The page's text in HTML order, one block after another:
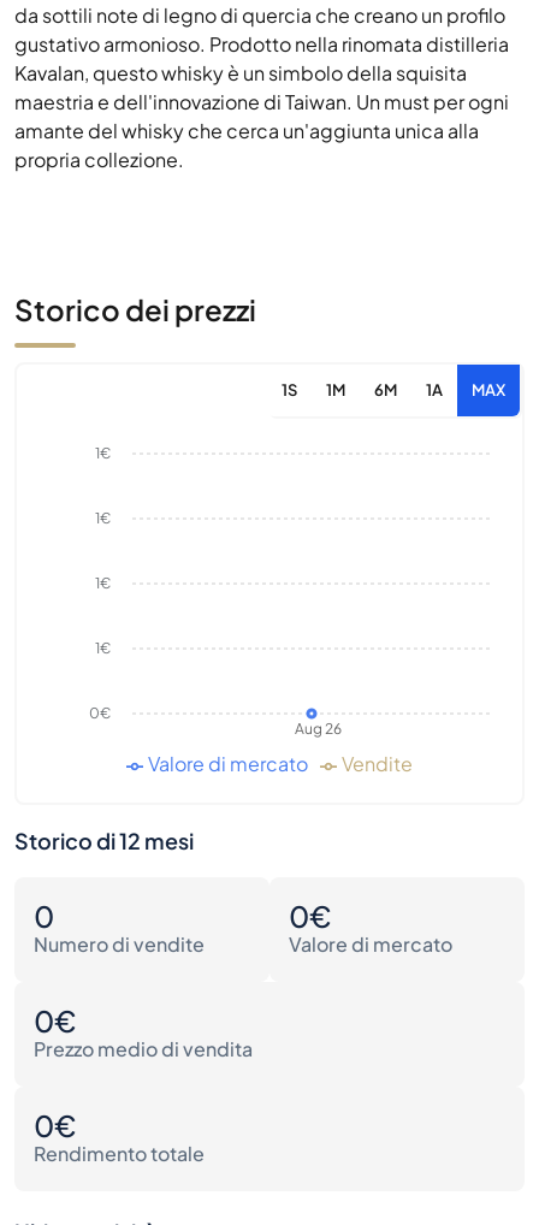
da sottili note di legno di quercia che creano un profilo
gustativo armonioso. Prodotto nella rinomata distilleria
Kavalan, questo whisky è un simbolo della squisita
maestria e dell'innovazione di Taiwan. Un must per ogni
amante del whisky che cerca un'aggiunta unica alla
propria collezione.
Storico dei prezzi
1S 1M 6M 1A MAX
Aug 26
0€
1€
1€
1€
1€
Valore di mercato Vendite
Storico di 12 mesi
0
Numero di vendite
0€
Valore di mercato
0€
Prezzo medio di vendita
0€
Rendimento totale